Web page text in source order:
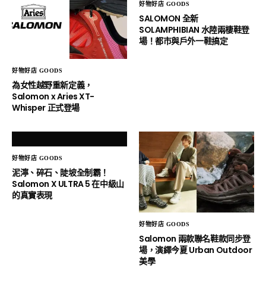
好物好店 GOODS
為女性越野重新定義，
Salomon x Aries XT-
Whisper 正式登場
好物好店 GOODS
SALOMON 全新
SOLAMPHIBIAN 水陸兩棲鞋登
場！都市與戶外一鞋搞定
好物好店 GOODS
泥濘、碎石、陡坡全制霸！
Salomon X ULTRA 5 在中級山
的真實表現
好物好店 GOODS
Salomon 兩款聯名鞋款同步登
場，演繹今夏 Urban Outdoor
美學